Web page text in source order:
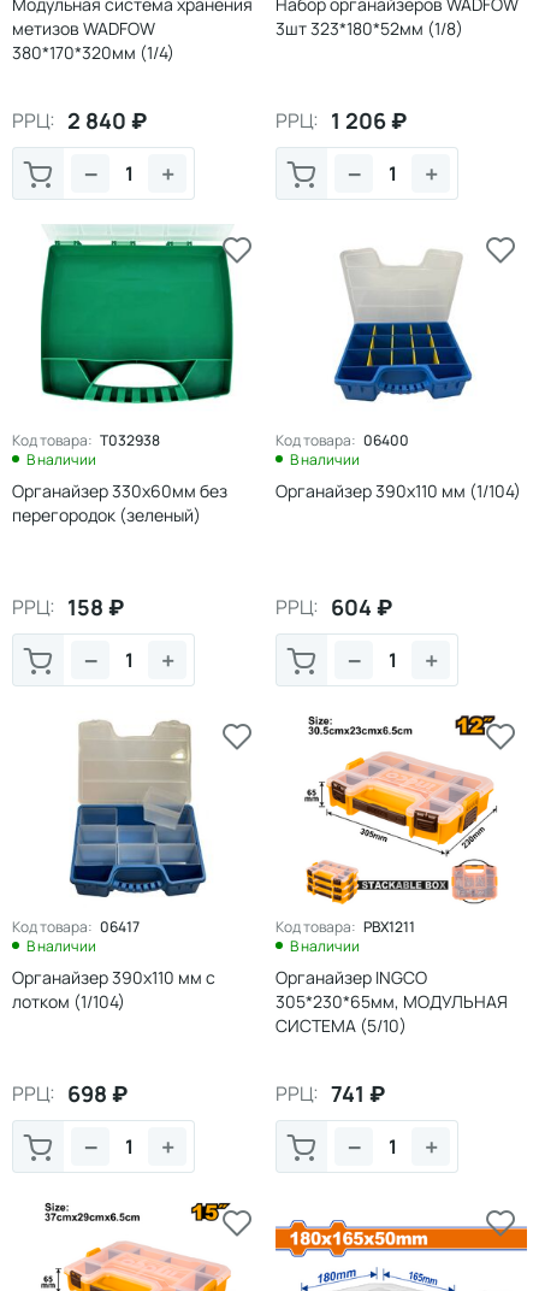
метизов WADFOW
380*170*320мм (1/4)
РРЦ: 2 840 ₽
+
−
3шт 323*180*52мм (1/8)
РРЦ: 1 206₽
+
−
Код товара: Т032938
В наличии
Органайзер 330х60мм без
перегородок (зеленый)
РРЦ: 158 ₽
+
−
Код товара: 06400
В наличии
Органайзер 390х110 мм (1/104)
РРЦ: 604 ₽
+
−
Код товара: 06417
В наличии
Органайзер 390х110 мм с
лотком (1/104)
РРЦ: 698 ₽
+
−
Код товара: PBX1211
В наличии
Органайзер INGCO
305*230*65мм, МОДУЛЬНАЯ
СИСТЕМА (5/10)
РРЦ: 741 ₽
+
−